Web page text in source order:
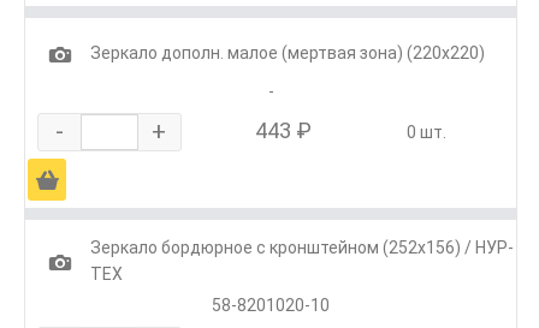
1
Зеркало дополн. малое (мертвая зона) (220х220)
-
- + 443 ₽ 0 шт.
Ä
1
Зеркало бордюрное с кронштейном (252х156) / НУР-
ТЕХ
58-8201020-10